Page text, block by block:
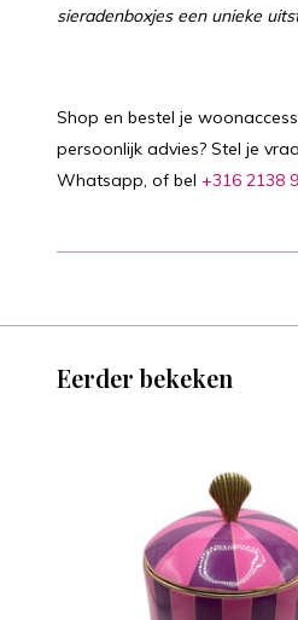
sieradenboxjes een unieke
Shop en bestel je
persoonlijk advies? Stel je
Whatsapp, of bel +316 2138
Eerder bekeken